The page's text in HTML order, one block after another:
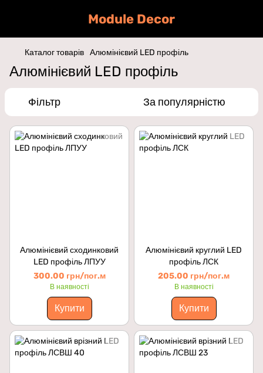
Module Decor
Каталог товарів Алюмінієвий LED профіль
Алюмінієвий LED профіль
Фільтр За популярністю
Алюмінієвий сходинковий
LED профіль ЛПУУ
300.00 грн/пог.м
В наявності
Купити
Алюмінієвий круглий LED
профіль ЛСК
205.00 грн/пог.м
В наявності
Купити